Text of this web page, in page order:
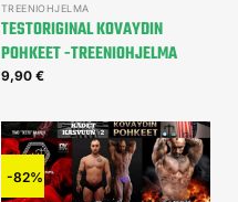
TREENIOHJELMA
TESTORIGINAL KOVAYDIN
POHKEET -TREENIOHJELMA
9,90 €
-82%